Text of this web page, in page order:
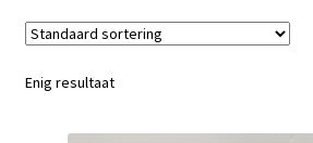
Mijn Account
Enig resultaat